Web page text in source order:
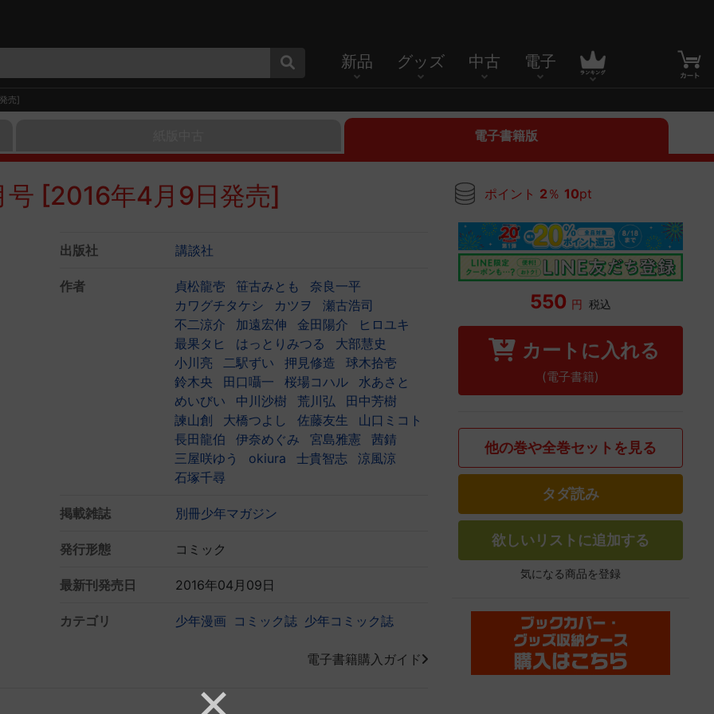
新品 グッズ 中古 電子
売]
電子書籍版
[2016年4月9日発売]
出版社 講談社
作者 貞松龍壱 笹古みとも
奈良一平
カワグチタケシ
カツヲ
瀬古浩司
不二涼介
加遠宏伸 金田陽介
ヒロユキ
最果タヒ
はっとりみつる
大部慧史
小川亮
二駅ずい 押見修造
球木拾壱
鈴木央
田口囁一 桜場コハル
水あさと
めいびい
中川沙樹 荒川弘
田中芳樹
諫山創
大橋つよし 佐藤友生
山口ミコト
長田龍伯
伊奈めぐみ 宮島雅憲
茜錆
三屋咲ゆう
okiura 士貴智志
涼風涼
石塚千尋
掲載雑誌 別冊少年マガジン
発行形態 コミック
最新刊発売日 2016年04月09日
カテゴリ 少年漫画 コミック誌 少年コミック誌
電子書籍購入ガイド
ポイント 2 ％ 10pt
550 円 税込
カートに入れる
(電子書籍)
他の巻や全巻セットを見る
タダ読み
欲しいリストに追加する
気になる商品を登録